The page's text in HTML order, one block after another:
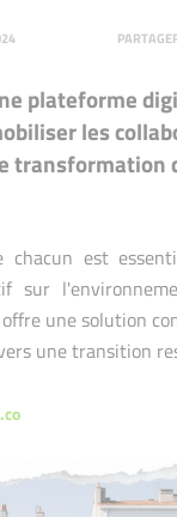
plateforme
les
transformation
chacun est
sur
une solution
une transition